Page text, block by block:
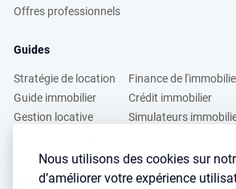
Nous utilisons des cookies sur
d’améliorer votre expérience
Offres professionnels
Guides
Stratégie de location
Guide immobilier
Gestion locative
Finance de
Crédit immobilier
Simulateurs
Vous voulez apprendre à investir dans